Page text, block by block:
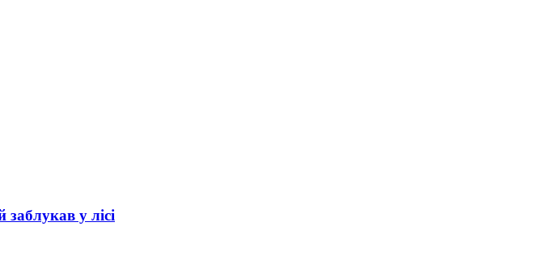
у лісі